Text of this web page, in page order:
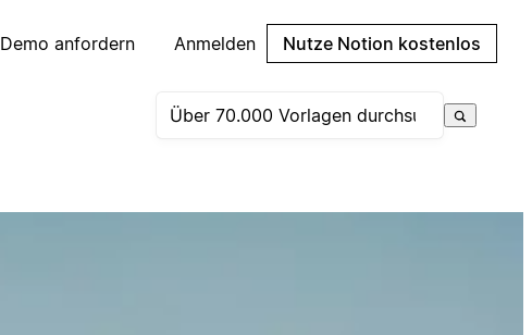
Demo anfordern Anmelden Nutze Notion kostenlos